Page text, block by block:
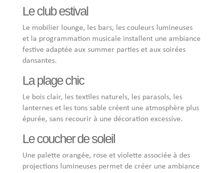
Le club estival
Le mobilier lounge, les bars, les couleurs lumineuses
et la programmation musicale installent une ambiance
festive adaptée aux summer parties et aux soirées
dansantes.
La plage chic
Le bois clair, les textiles naturels, les parasols, les
lanternes et les tons sable créent une atmosphère plus
épurée, sans recourir à une décoration excessive.
Le coucher de soleil
Une palette orangée, rose et violette associée à des
projections lumineuses permet de créer une ambiance